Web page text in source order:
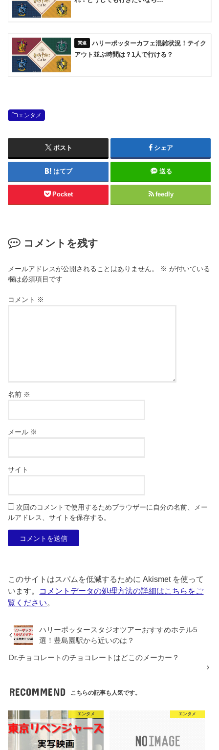
ハリーポッターカフェ混雑状況！テイク
アウト並ぶ時間は？1人で行ける？
エンタメ
ポスト シェア
はてブ 送る
Pocket feedly
コメントを残す
メールアドレスが公開されることはありません。 ※ が付いている
欄は必須項目です
コメント ※
名前 ※
メール ※
サイト
次回のコメントで使用するためブラウザーに自分の名前、メー
ルアドレス、サイトを保存する。
このサイトはスパムを低減するために Akismet を使って
います。 コメントデータの処理方法の詳細はこちらをご
覧ください。
ハリーポッタースタジオツアーおすすめホテル5
選！豊島園駅から近いのは？
Dr.チョコレートのチョコレートはどこのメーカー？
RECOMMEND こちらの記事も人気です。
エンタメ エンタメ